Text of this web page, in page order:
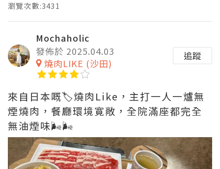
瀏覽次數:3431
Mochaholic
發佈於 2025.04.03
燒肉LIKE (沙田)
追蹤
來自日本嘅🏷️燒肉Like，主打一人一爐無
煙燒肉，餐廳環境寛敞，全院滿座都完全
無油煙味🌬️🌬️